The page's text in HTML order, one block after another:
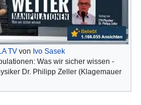
TV von Ivo Sasek
Was wir sicher wissen -
Dr. Philipp Zeller (Klagemauer